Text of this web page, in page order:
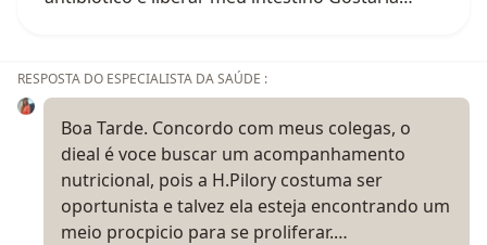
RESPOSTA DO ESPECIALISTA DA SAÚDE :
Boa Tarde. Concordo com meus colegas, o
dieal é voce buscar um acompanhamento
nutricional, pois a H.Pilory costuma ser
oportunista e talvez ela esteja encontrando um
meio procpicio para se proliferar.…